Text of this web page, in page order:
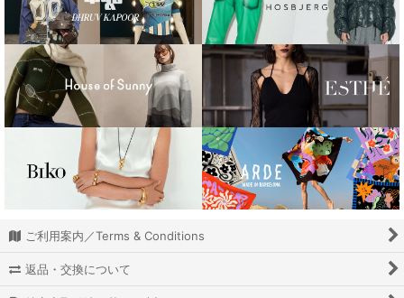
ご利用案内／Terms & Conditions
返品・交換について